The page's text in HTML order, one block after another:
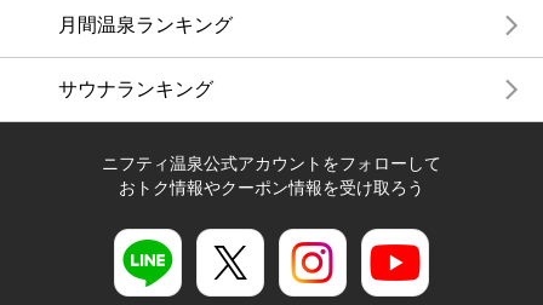
月間温泉ランキング
サウナランキング
ニフティ温泉公式アカウントをフォローして
おトク情報やクーポン情報を受け取ろう